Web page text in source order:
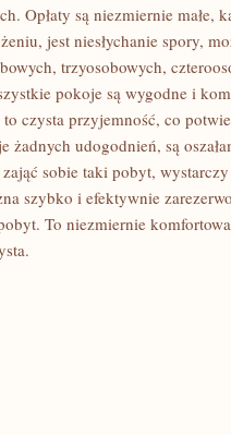
Opłaty są niezmiernie małe,
jest niesłychanie spory,
trzyosobowych,
pokoje są wygodne i
czysta przyjemność, co
udogodnień, są
sobie taki pobyt,
szybko i efektywnie
To niezmiernie